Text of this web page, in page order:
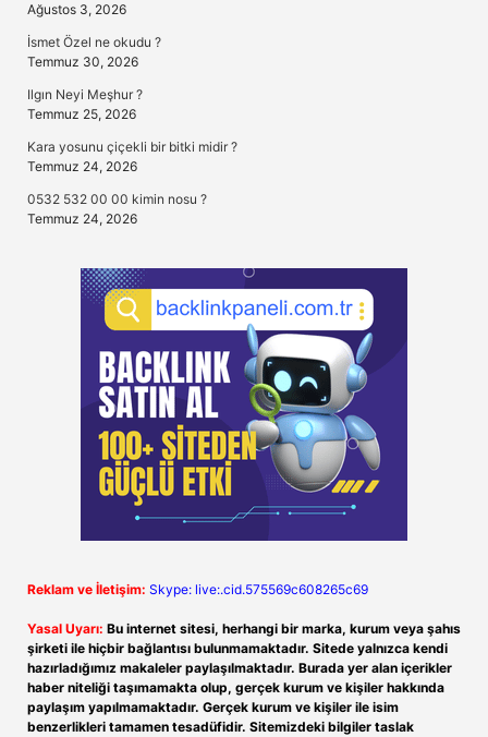
Ağustos 3, 2026
İsmet Özel ne okudu ?
Temmuz 30, 2026
Ilgın Neyi Meşhur ?
Temmuz 25, 2026
Kara yosunu çiçekli bir bitki midir ?
Temmuz 24, 2026
0532 532 00 00 kimin nosu ?
Temmuz 24, 2026
Reklam ve İletişim: Skype: live:.cid.575569c608265c69
Yasal Uyarı: Bu internet sitesi, herhangi bir marka, kurum veya şahıs
şirketi ile hiçbir bağlantısı bulunmamaktadır. Sitede yalnızca kendi
hazırladığımız makaleler paylaşılmaktadır. Burada yer alan içerikler
haber niteliği taşımamakta olup, gerçek kurum ve kişiler hakkında
paylaşım yapılmamaktadır. Gerçek kurum ve kişiler ile isim
benzerlikleri tamamen tesadüfidir. Sitemizdeki bilgiler taslak